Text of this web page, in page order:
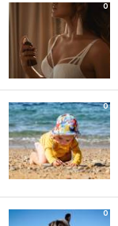
0
0
0